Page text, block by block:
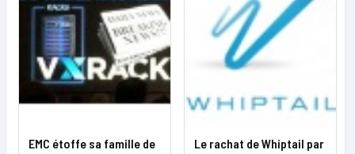
EMC étoffe sa famille de
Le rachat de Whiptail par